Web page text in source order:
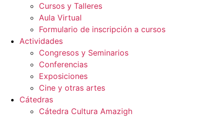
Cursos y Talleres
Aula Virtual
Formulario de inscripción a cursos
Actividades
Congresos y Seminarios
Conferencias
Exposiciones
Cine y otras artes
Cátedras
Cátedra Cultura Amazigh